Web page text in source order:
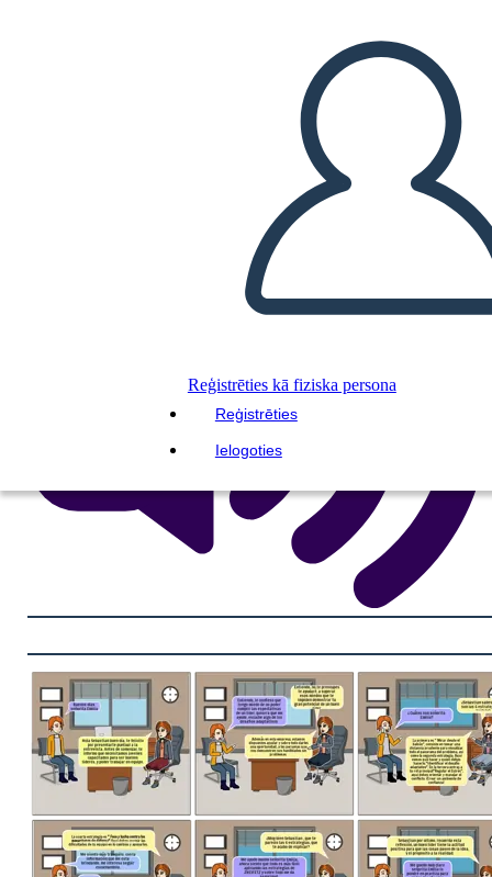
Reģistrēties kā fiziska persona
Reģistrēties
Ielogoties
Kopējiet šo stāstu tabulu
IZVEIDOT STĀSTU SHĒMU
ATSKAŅOT SLAIDRĀDI
IZLASI MAN